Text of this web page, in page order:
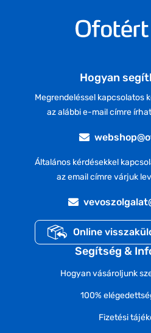
Hogyan
Megrendeléssel kapcsolatos
az alábbi e-mail címre
Általános kérdésekkel
az email címre várjuk
Online
Segítség &
Hogyan vásároljunk
100%
Fizetési